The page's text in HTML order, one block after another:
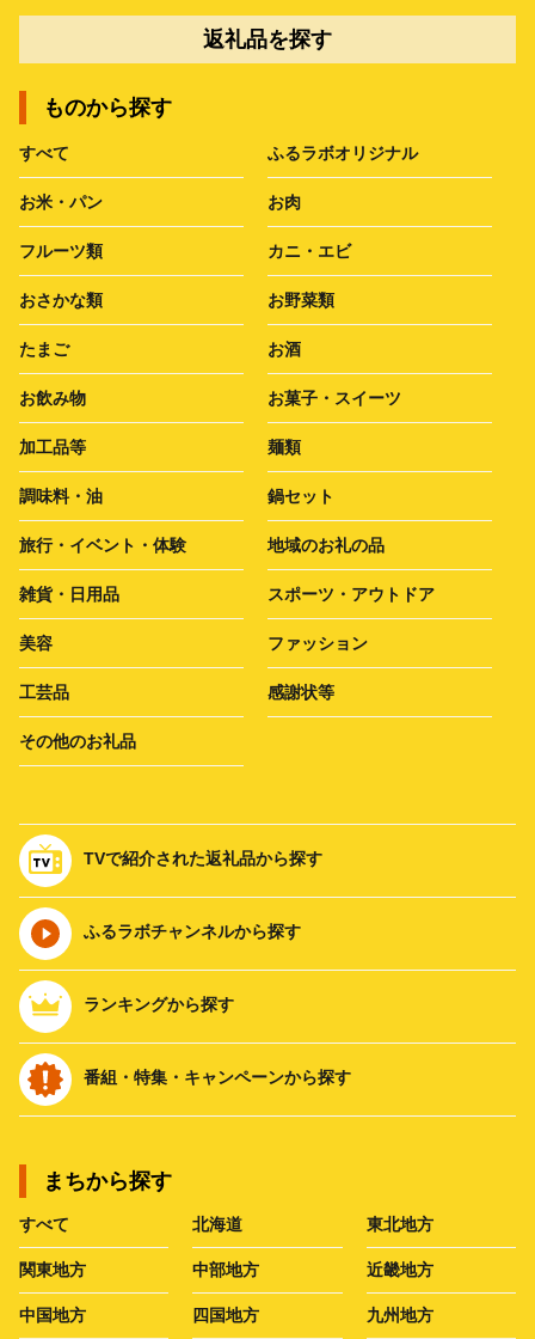
返礼品を探す
ものから探す
すべて ふるラボオリジナル
お米・パン お肉
フルーツ類 カニ・エビ
おさかな類 お野菜類
たまご お酒
お飲み物 お菓子・スイーツ
加工品等 麺類
調味料・油 鍋セット
旅行・イベント・体験 地域のお礼の品
雑貨・日用品 スポーツ・アウトドア
美容 ファッション
工芸品 感謝状等
その他のお礼品
TVで紹介された返礼品から探す
ふるラボチャンネルから探す
ランキングから探す
番組・特集・キャンペーンから探す
まちから探す
すべて 北海道 東北地方
関東地方 中部地方 近畿地方
中国地方 四国地方 九州地方